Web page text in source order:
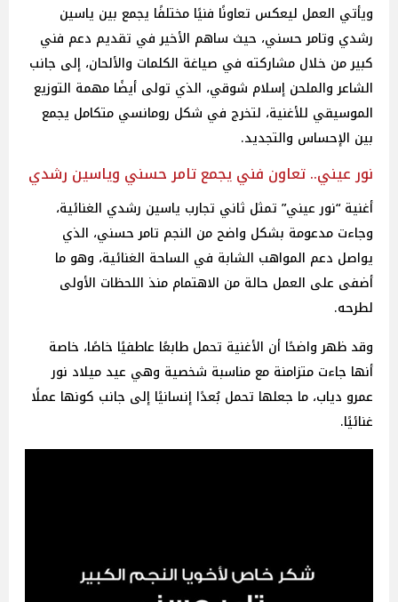
ويأتي العمل ليعكس تعاونًا فنيًا مختلفًا يجمع بين ياسين
رشدي وتامر حسني، حيث ساهم الأخير في تقديم دعم فني
كبير من خلال مشاركته في صياغة الكلمات والألحان، إلى جانب
الشاعر والملحن إسلام شوقي، الذي تولى أيضًا مهمة التوزيع
الموسيقي للأغنية، لتخرج في شكل رومانسي متكامل يجمع
بين الإحساس والتجديد.
نور عيني.. تعاون فني يجمع تامر حسني وياسين رشدي
أغنية “نور عيني” تمثل ثاني تجارب ياسين رشدي الغنائية،
وجاءت مدعومة بشكل واضح من النجم تامر حسني، الذي
يواصل دعم المواهب الشابة في الساحة الغنائية، وهو ما
أضفى على العمل حالة من الاهتمام منذ اللحظات الأولى
لطرحه.
وقد ظهر واضحًا أن الأغنية تحمل طابعًا عاطفيًا خاصًا، خاصة
أنها جاءت متزامنة مع مناسبة شخصية وهي عيد ميلاد نور
عمرو دياب، ما جعلها تحمل بُعدًا إنسانيًا إلى جانب كونها عملًا
غنائيًا.